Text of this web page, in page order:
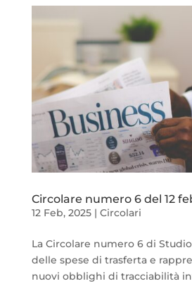
Circolare numero 6 del 12
12 Feb, 2025| Circolari
La Circolare numero 6 di
delle spese di trasferta e
nuovi obblighi di tracciabilità